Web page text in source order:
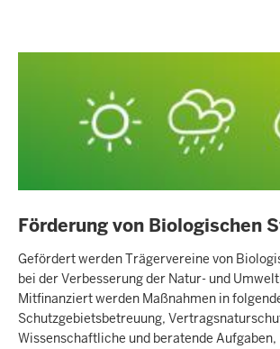
Förderung von Biologischen
Gefördert werden Trägervereine von
bei der Verbesserung der Natur- und
Mitfinanziert werden Maßnahmen in
Schutzgebietsbetreuung,
Wissenschaftliche und beratende Aufgaben,